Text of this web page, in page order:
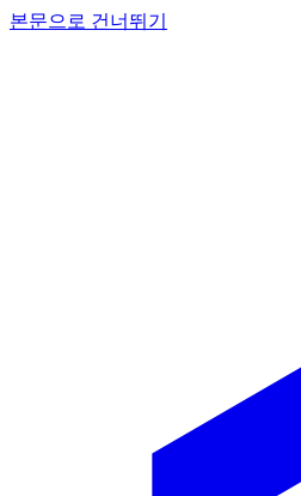
본문으로 건너뛰기